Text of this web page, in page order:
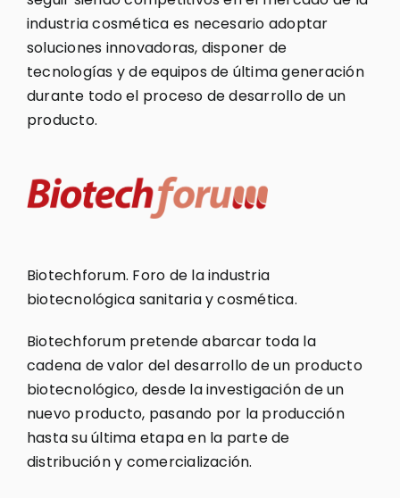
industria cosmética es necesario adoptar
soluciones innovadoras, disponer de
tecnologías y de equipos de última generación
durante todo el proceso de desarrollo de un
producto.
Biotechforum. Foro de la industria
biotecnológica sanitaria y cosmética.
Biotechforum pretende abarcar toda la
cadena de valor del desarrollo de un producto
biotecnológico, desde la investigación de un
nuevo producto, pasando por la producción
hasta su última etapa en la parte de
distribución y comercialización.